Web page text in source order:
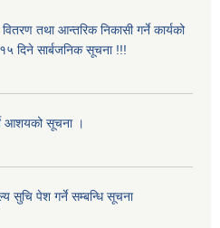
तथा आन्तरिक निकासी गर्ने कार्यको
दिने सार्बजनिक सूचना !!!
आशयको सूचना ।
सुचि पेश गर्ने सम्बन्धि सूचना